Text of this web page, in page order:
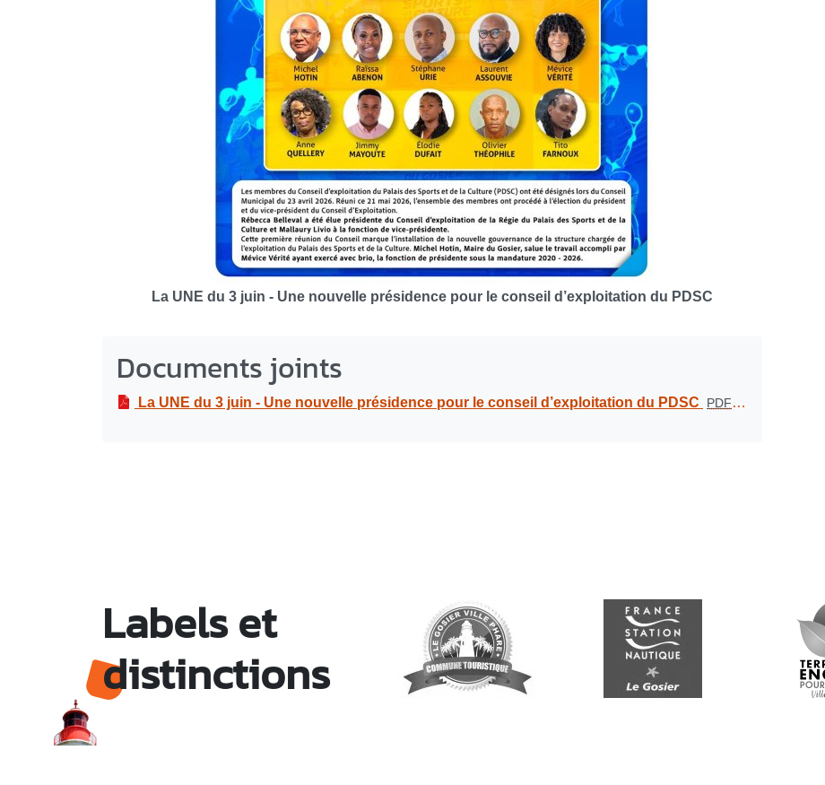
La UNE du 3 juin - Une nouvelle présidence pour le conseil d’exploitation du PDSC
Documents joints
La UNE du 3 juin - Une nouvelle présidence pour le conseil d’exploitation du PDSC PDF-1.3 Mio
Labels et
distinctions